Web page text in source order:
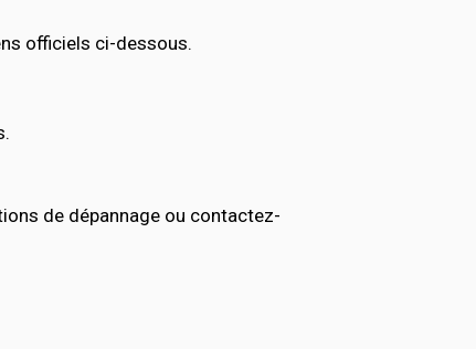
officiels ci-dessous.
de dépannage ou contactez-